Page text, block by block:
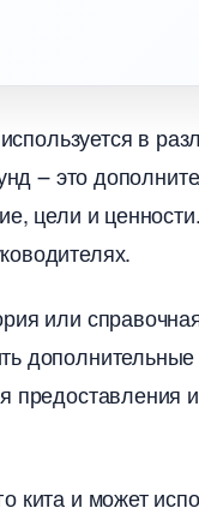
в
౼ это
цели и
или
кита и может